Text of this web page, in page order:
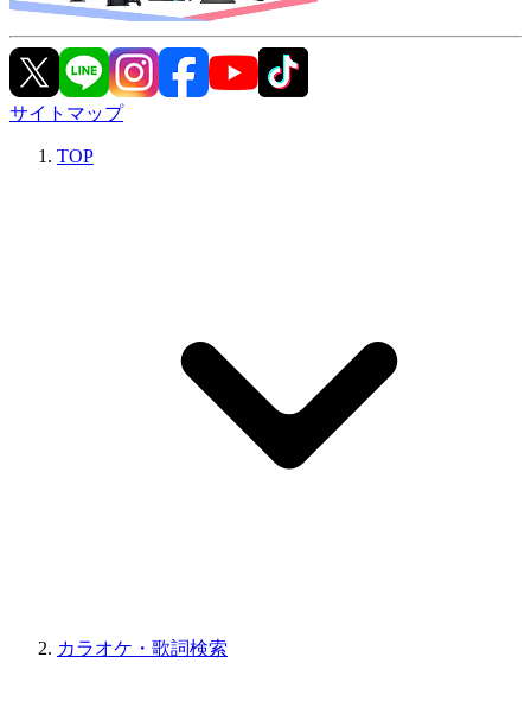
サイトマップ
TOP
カラオケ・歌詞検索